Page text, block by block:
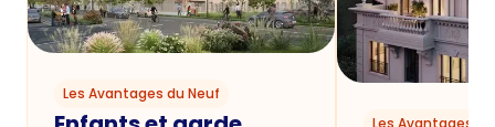
Les Avantages du Neuf